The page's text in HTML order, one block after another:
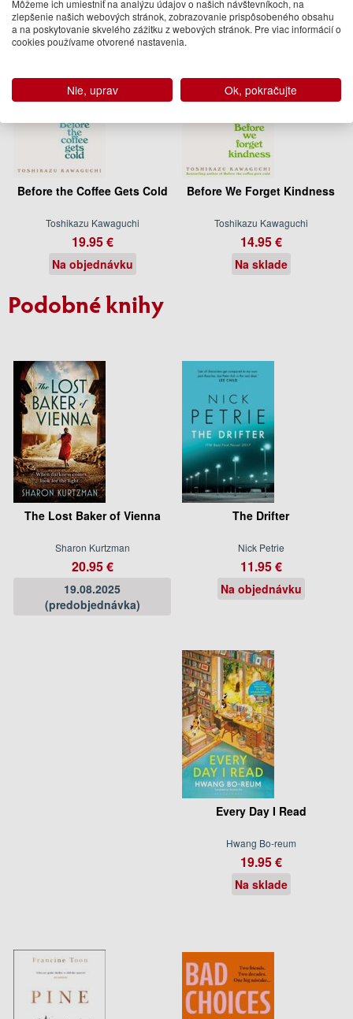
Before the Coffee Gets Cold
Toshikazu Kawaguchi
19.95 €
Na objednávku
Before We Forget Kindness
Toshikazu Kawaguchi
14.95 €
Na sklade
Podobné knihy
The Lost Baker of Vienna
Sharon Kurtzman
20.95 €
19.08.2025
(predobjednávka)
The Drifter
Nick Petrie
11.95 €
Na objednávku
Every Day I Read
Hwang Bo-reum
19.95 €
Na sklade
Môžeme ich umiestniť na analýzu údajov o našich návštevníkoch, na
zlepšenie našich webových stránok, zobrazovanie prispôsobeného obsahu
a na poskytovanie skvelého zážitku z webových stránok. Pre viac informácií o
cookies používame otvorené nastavenia.
Nie, uprav Ok, pokračujte